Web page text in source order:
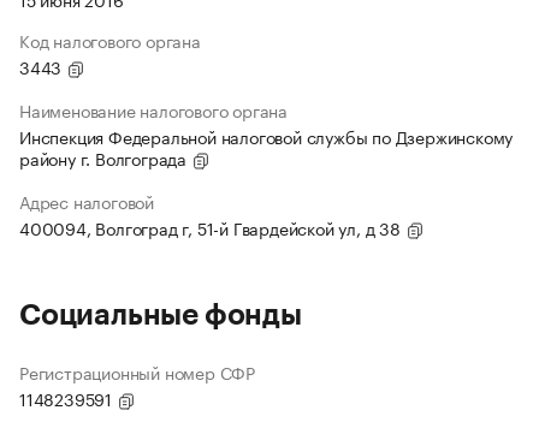
Код налогового органа
3443
Наименование налогового органа
Инспекция Федеральной налоговой службы по Дзержинскому
району г. Волгограда
Адрес налоговой
400094, Волгоград г, 51-й Гвардейской ул, д 38
Социальные фонды
Регистрационный номер СФР
1148239591